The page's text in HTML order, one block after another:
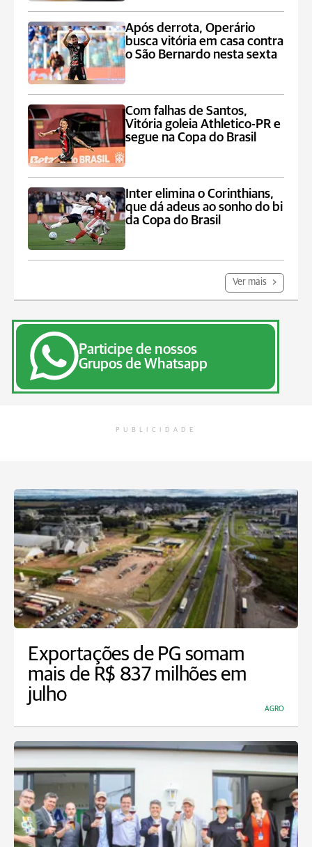
Após derrota, Operário
busca vitória em casa contra
o São Bernardo nesta sexta
Com falhas de Santos,
Vitória goleia Athletico-PR e
segue na Copa do Brasil
Inter elimina o Corinthians,
que dá adeus ao sonho do bi
da Copa do Brasil
Ver mais
Participe de nossos
Grupos de Whatsapp
PUBLICIDADE
Exportações de PG somam
mais de R$ 837 milhões em
julho
AGRO